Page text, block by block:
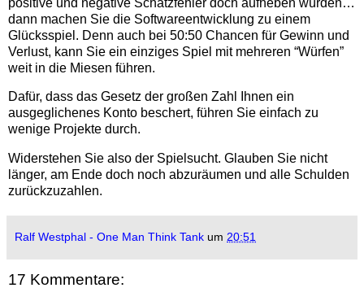
dann machen Sie die Softwareentwicklung zu einem
Glücksspiel. Denn auch bei 50:50 Chancen für Gewinn und
Verlust, kann Sie ein einziges Spiel mit mehreren “Würfen”
weit in die Miesen führen.
Dafür, dass das Gesetz der großen Zahl Ihnen ein
ausgeglichenes Konto beschert, führen Sie einfach zu
wenige Projekte durch.
Widerstehen Sie also der Spielsucht. Glauben Sie nicht
länger, am Ende doch noch abzuräumen und alle Schulden
zurückzuzahlen.
Ralf Westphal - One Man Think Tank um 20:51
17 Kommentare: